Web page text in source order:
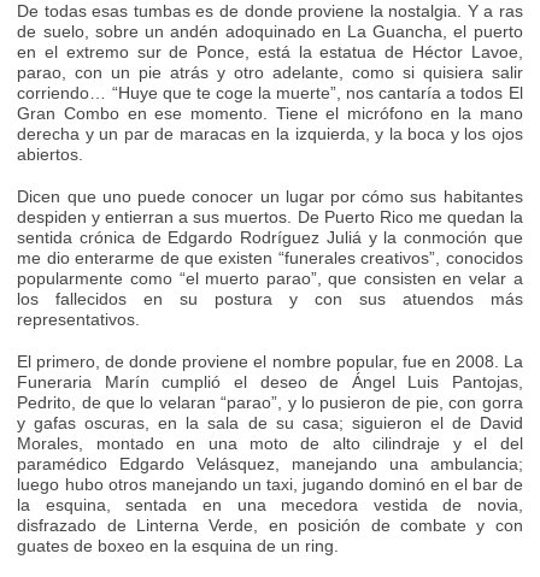
De todas esas tumbas es de donde proviene la nostalgia. Y a ras
de suelo, sobre un andén adoquinado en La Guancha, el puerto
en el extremo sur de Ponce, está la estatua de Héctor Lavoe,
parao, con un pie atrás y otro adelante, como si quisiera salir
corriendo… “Huye que te coge la muerte”, nos cantaría a todos El
Gran Combo en ese momento. Tiene el micrófono en la mano
derecha y un par de maracas en la izquierda, y la boca y los ojos
abiertos.
Dicen que uno puede conocer un lugar por cómo sus habitantes
despiden y entierran a sus muertos. De Puerto Rico me quedan la
sentida crónica de Edgardo Rodríguez Juliá y la conmoción que
me dio enterarme de que existen “funerales creativos”, conocidos
popularmente como “el muerto parao”, que consisten en velar a
los fallecidos en su postura y con sus atuendos más
representativos.
El primero, de donde proviene el nombre popular, fue en 2008. La
Funeraria Marín cumplió el deseo de Ángel Luis Pantojas,
Pedrito, de que lo velaran “parao”, y lo pusieron de pie, con gorra
y gafas oscuras, en la sala de su casa; siguieron el de David
Morales, montado en una moto de alto cilindraje y el del
paramédico Edgardo Velásquez, manejando una ambulancia;
luego hubo otros manejando un taxi, jugando dominó en el bar de
la esquina, sentada en una mecedora vestida de novia,
disfrazado de Linterna Verde, en posición de combate y con
guates de boxeo en la esquina de un ring.